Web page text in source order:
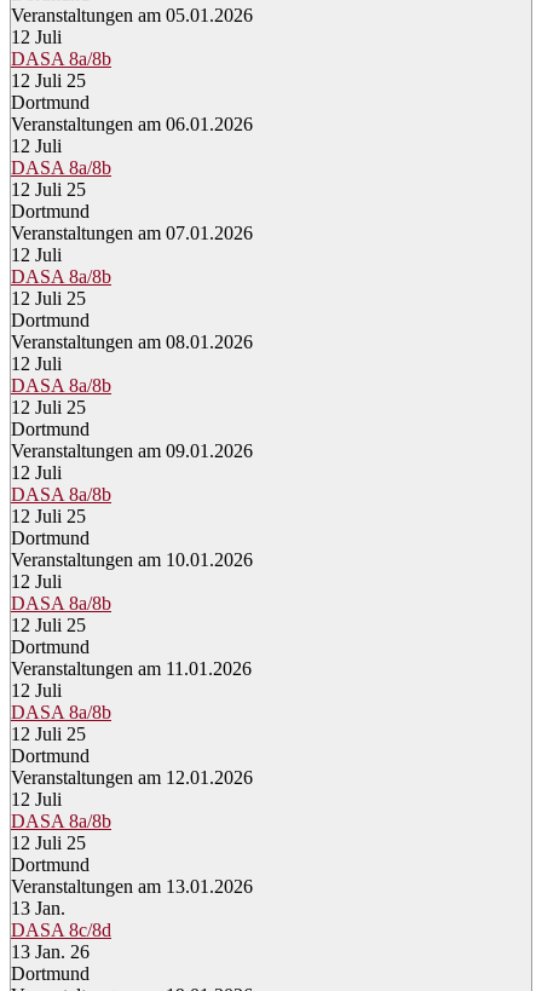
Veranstaltungen am 05.01.2026
12 Juli
DASA 8a/8b
12 Juli 25
Dortmund
Veranstaltungen am 06.01.2026
12 Juli
DASA 8a/8b
12 Juli 25
Dortmund
Veranstaltungen am 07.01.2026
12 Juli
DASA 8a/8b
12 Juli 25
Dortmund
Veranstaltungen am 08.01.2026
12 Juli
DASA 8a/8b
12 Juli 25
Dortmund
Veranstaltungen am 09.01.2026
12 Juli
DASA 8a/8b
12 Juli 25
Dortmund
Veranstaltungen am 10.01.2026
12 Juli
DASA 8a/8b
12 Juli 25
Dortmund
Veranstaltungen am 11.01.2026
12 Juli
DASA 8a/8b
12 Juli 25
Dortmund
Veranstaltungen am 12.01.2026
12 Juli
DASA 8a/8b
12 Juli 25
Dortmund
Veranstaltungen am 13.01.2026
13 Jan.
DASA 8c/8d
13 Jan. 26
Dortmund